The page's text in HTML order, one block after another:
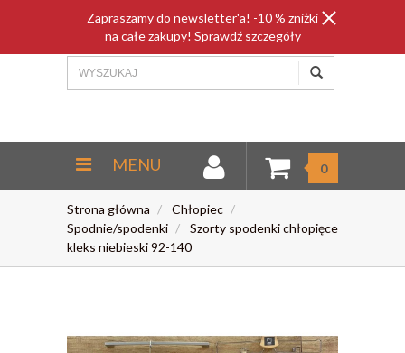
Zapraszamy do newsletter'a! -10 % zniżki
na całe zakupy! Sprawdź szczegóły
MENU 0
Strona główna
Chłopiec
Spodnie/spodenki
Szorty spodenki chłopięce
kleks niebieski 92-140